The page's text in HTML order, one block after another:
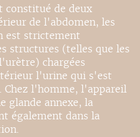
constitué de deux
de l'abdomen, les
est strictement
structures (telles que les
chargées
l'urine qui s'est
Chez l'homme, l'appareil
glande annexe, la
également dans la